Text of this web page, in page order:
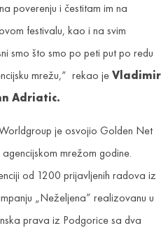
poverenju i čestitam im na
festivalu, kao i na svim
smo što smo po peti put po redu
mrežu,“ rekao jeVladimir
Adriatic.
je osvojio Golden Net
mrežom godine.
od 1200 prijavljenih radova iz
„Neželjena” realizovanu u
prava iz Podgorice sa dva